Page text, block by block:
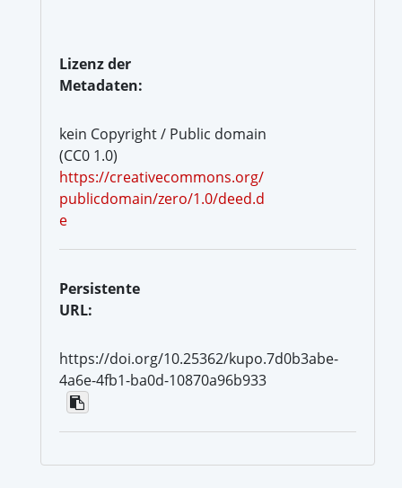
Lizenz der
Metadaten:
kein Copyright / Public domain
(CC0 1.0)
https://creativecommons.org/
publicdomain/zero/1.0/deed.d
e
Persistente
URL:
https://doi.org/10.25362/kupo.7d0b3abe-
4a6e-4fb1-ba0d-10870a96b933